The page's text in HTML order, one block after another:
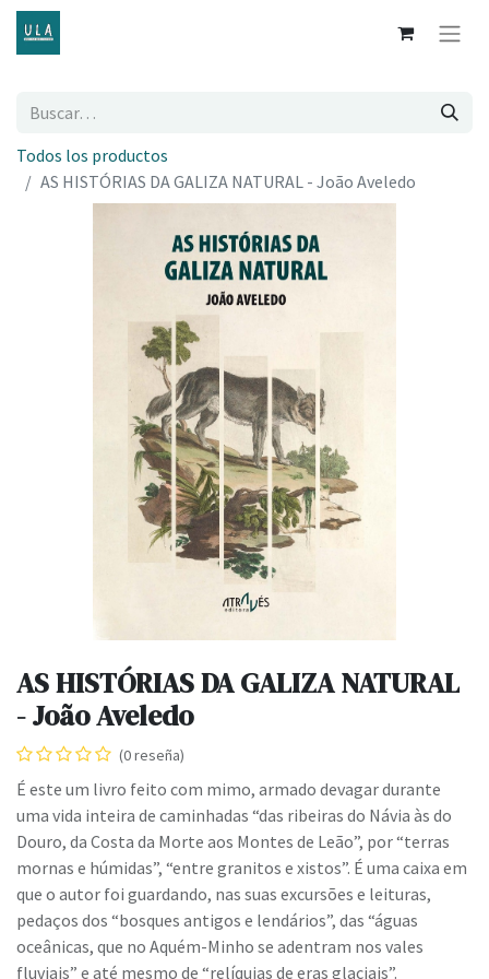
Todos los productos
AS HISTÓRIAS DA GALIZA NATURAL - João Aveledo
AS HISTÓRIAS DA GALIZA NATURAL
- João Aveledo
(0 reseña)
É este um livro feito com mimo, armado devagar durante
uma vida inteira de caminhadas “das ribeiras do Návia às do
Douro, da Costa da Morte aos Montes de Leão”, por “terras
mornas e húmidas”, “entre granitos e xistos”. É uma caixa em
que o autor foi guardando, nas suas excursões e leituras,
pedaços dos “bosques antigos e lendários”, das “águas
oceânicas, que no Aquém-Minho se adentram nos vales
fluviais” e até mesmo de “relíquias de eras glaciais”.